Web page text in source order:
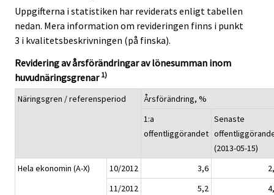
Uppgifterna i statistiken har reviderats enligt tabellen
nedan. Mera information om revideringen finns i punkt
3 i kvalitetsbeskrivningen (på finska).
Revidering av årsförändringar av lönesumman inom
huvudnäringsgrenar 1)
Näringsgren / referensperiod
Årsförändring, %
1:a
offentliggörandet
Senaste
(2013-05-15)
Hela ekonomin (A-X)
10/2012 3,6
11/2012
5,2